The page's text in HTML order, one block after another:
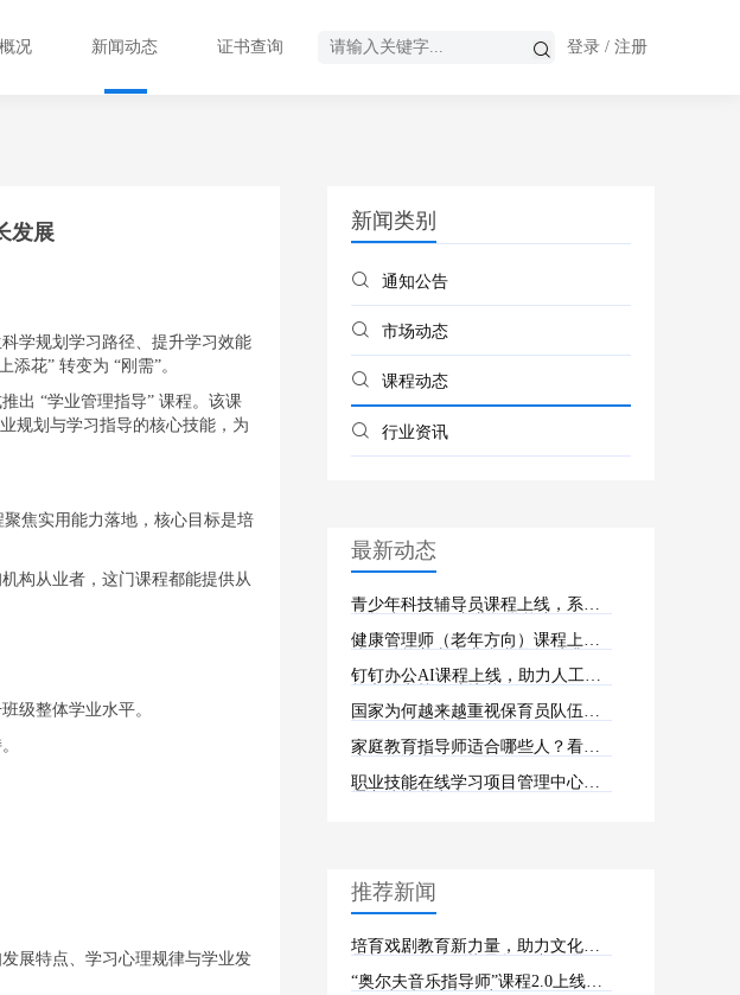
况 新闻动态 证书查询 登录 / 注册
发展
学规划学习路径、提升学习效能
花” 转变为 “刚需”。
出 “学业管理指导” 课程。该课
规划与学习指导的核心技能，为
焦实用能力落地，核心目标是培
构从业者，这门课程都能提供从
级整体学业水平。
展特点、学习心理规律与学业发
新闻类别
通知公告
市场动态
课程动态
行业资讯
最新动态
青少年科技辅导员课程上线，系统
健康管理师（老年方向）课程上
级！
钉钉办公AI课程上线，助力人工智
国家为何越来越重视保育员队伍建
家庭教育指导师适合哪些人？看完
职业技能在线学习项目管理中心与
推荐新闻
培育戏剧教育新力量，助力文化传
上线
“奥尔夫音乐指导师”课程2.0上线，